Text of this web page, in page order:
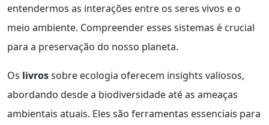
entendermos as interações entre os seres vivos e o
meio ambiente. Compreender esses sistemas é crucial
para a preservação do nosso planeta.
Os livrossobre ecologia oferecem insights valiosos,
abordando desde a biodiversidade até as ameaças
ambientais atuais. Eles são ferramentas essenciais para